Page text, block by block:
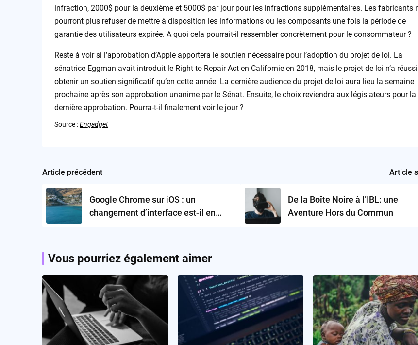
infraction, 2000$ pour la deuxième et 5000$ par jour pour les infractions supplémentaires. Les fabricants
pourront plus refuser de mettre à disposition les informations ou les composants une fois la période de
garantie des utilisateurs expirée. A quoi cela pourrait-il ressembler concrètement pour le consommateur ?
Reste à voir si l’approbation d’Apple apportera le soutien nécessaire pour l’adoption du projet de loi. La
sénatrice Eggman avait introduit le Right to Repair Act en Californie en 2018, mais le projet de loi n’a
obtenir un soutien significatif qu’en cette année. La dernière audience du projet de loi aura lieu la semaine
prochaine après son approbation unanime par le Sénat. Ensuite, le choix reviendra aux législateurs pour la
dernière approbation. Pourra-t-il finalement voir le jour ?
Source :Engadget
Post
navigation
Article précédent
Google Chrome sur iOS : un
changement d’interface est-il en
Article
De la Boîte Noire à l’IBL: une
Aventure Hors du Commun
Vous pourriez également aimer